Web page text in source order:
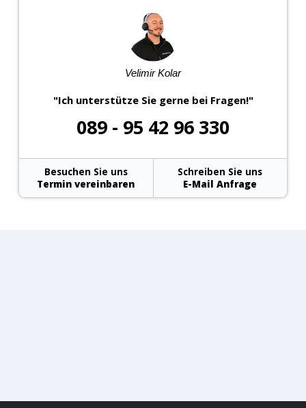
Velimir Kolar
"Ich unterstütze Sie gerne bei Fragen!"
089 - 95 42 96 330
Besuchen Sie uns
Termin vereinbaren
Schreiben Sie uns
E-Mail Anfrage